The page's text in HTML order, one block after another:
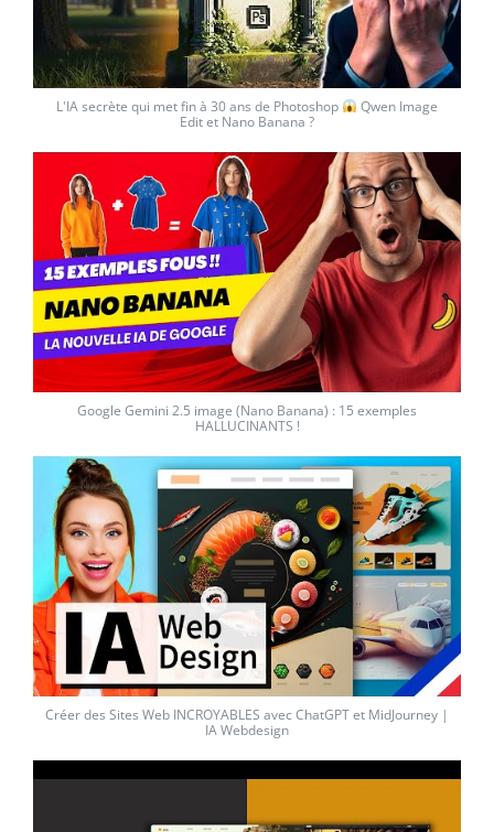
L'IA secrète qui met fin à 30 ans de Photoshop
Qwen Image
Edit et Nano Banana ?
Google Gemini 2.5 image (Nano Banana) : 15 exemples
HALLUCINANTS !
Créer des Sites Web INCROYABLES avec ChatGPT et MidJourney |
IA Webdesign